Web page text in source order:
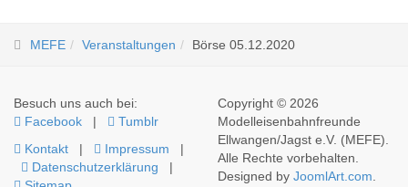
MEFE Veranstaltungen Börse 05.12.2020
Besuch uns auch bei:
Facebook |
Tumblr
Kontakt | Impressum |
Datenschutzerklärung |
Copyright © 2026
Modelleisenbahnfreunde
Ellwangen/Jagst e.V. (MEFE).
Alle Rechte vorbehalten.
Designed by JoomlArt.com